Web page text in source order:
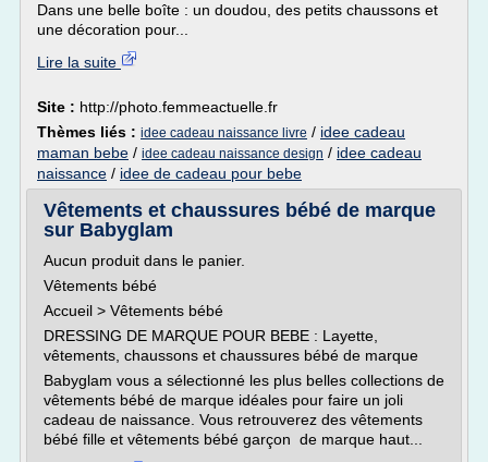
Dans une belle boîte : un doudou, des petits chaussons et
une décoration pour...
Lire la suite
Site : http://photo.femmeactuelle.fr
Thèmes liés : idee cadeau naissance livre / idee cadeau
maman bebe / idee cadeau naissance design / idee cadeau
naissance / idee de cadeau pour bebe
Vêtements et chaussures bébé de marque
sur Babyglam
Aucun produit dans le panier.
Vêtements bébé
Accueil > Vêtements bébé
DRESSING DE MARQUE POUR BEBE : Layette,
vêtements, chaussons et chaussures bébé de marque
Babyglam vous a sélectionné les plus belles collections de
vêtements bébé de marque idéales pour faire un joli
cadeau de naissance. Vous retrouverez des vêtements
bébé fille et vêtements bébé garçon de marque haut...